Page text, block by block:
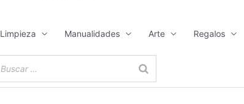
Limpieza Manualidades Arte Regalos